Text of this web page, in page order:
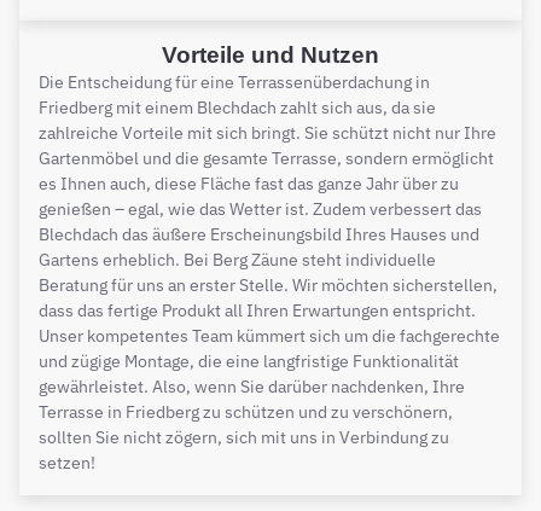
Vorteile und Nutzen
Die Entscheidung für eine Terrassenüberdachung in
Friedberg mit einem Blechdach zahlt sich aus, da sie
zahlreiche Vorteile mit sich bringt. Sie schützt nicht nur Ihre
Gartenmöbel und die gesamte Terrasse, sondern ermöglicht
es Ihnen auch, diese Fläche fast das ganze Jahr über zu
genießen – egal, wie das Wetter ist. Zudem verbessert das
Blechdach das äußere Erscheinungsbild Ihres Hauses und
Gartens erheblich. Bei Berg Zäune steht individuelle
Beratung für uns an erster Stelle. Wir möchten sicherstellen,
dass das fertige Produkt all Ihren Erwartungen entspricht.
Unser kompetentes Team kümmert sich um die fachgerechte
und zügige Montage, die eine langfristige Funktionalität
gewährleistet. Also, wenn Sie darüber nachdenken, Ihre
Terrasse in Friedberg zu schützen und zu verschönern,
sollten Sie nicht zögern, sich mit uns in Verbindung zu
setzen!